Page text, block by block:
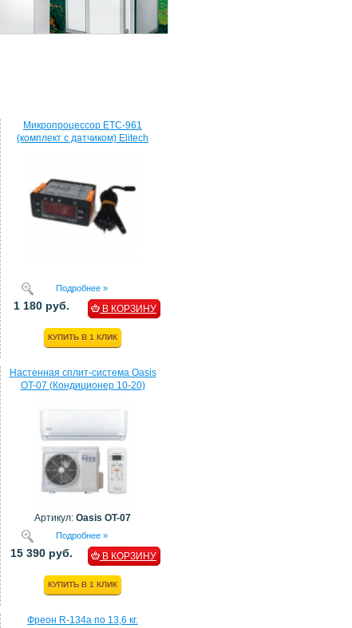
Микропроцессор ETC-961
(комплект c датчиком) Elitech
Подробнее »
1 180 руб. В КОРЗИНУ
КУПИТЬ В 1 КЛИК
Настенная сплит-система Oasis
OT-07 (Кондиционер 10-20)
Артикул: Oasis OT-07
Подробнее »
15 390 руб. В КОРЗИНУ
КУПИТЬ В 1 КЛИК
Фреон R-134a по 13,6 кг.